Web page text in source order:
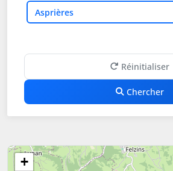
VilleAsprières
Réinitialiser
Chercher
+